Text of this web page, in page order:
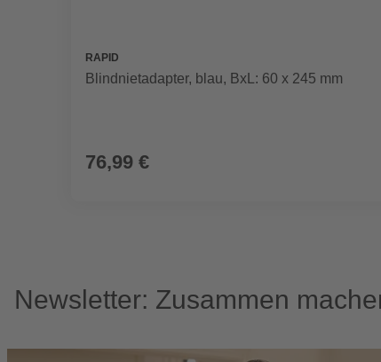
RAPID
Blindnietadapter, blau, BxL: 60 x 245 mm
76,99 €
Newsletter: Zusammen